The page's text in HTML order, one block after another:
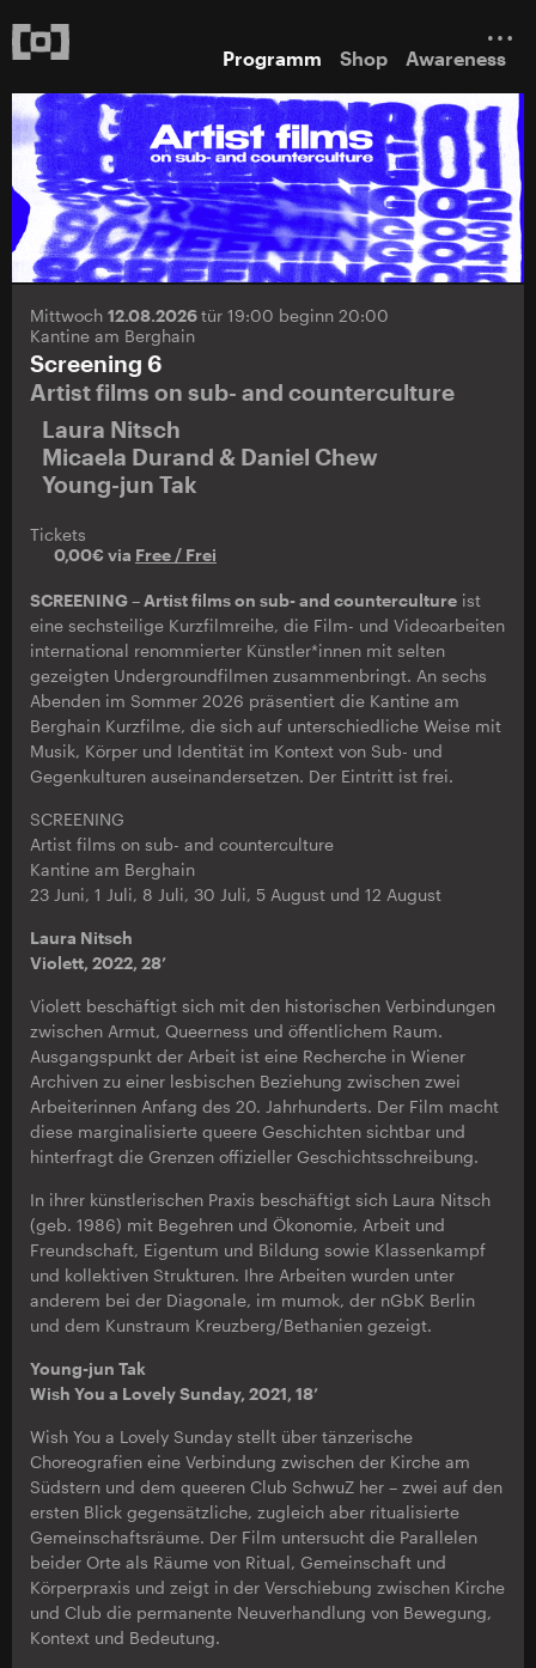
Programm Shop Awareness
Mittwoch 12.08.2026tür 19:00 beginn 20:00
Kantine am Berghain
Screening 6
Artist films on sub- and counterculture
Laura Nitsch
Micaela Durand & Daniel Chew
Young-jun Tak
Tickets
0,00€ via Free / Frei
SCREENING – Artist films on sub- and counterculture ist
eine sechsteilige Kurzfilmreihe, die Film- und Videoarbeiten
international renommierter Künstler*innen mit selten
gezeigten Undergroundfilmen zusammenbringt. An sechs
Abenden im Sommer 2026 präsentiert die Kantine am
Berghain Kurzfilme, die sich auf unterschiedliche Weise mit
Musik, Körper und Identität im Kontext von Sub- und
Gegenkulturen auseinandersetzen. Der Eintritt ist frei.
SCREENING
Artist films on sub- and counterculture
Kantine am Berghain
23 Juni, 1 Juli, 8 Juli, 30 Juli, 5 August und 12 August
Laura Nitsch
Violett, 2022, 28’
Violett beschäftigt sich mit den historischen Verbindungen
zwischen Armut, Queerness und öffentlichem Raum.
Ausgangspunkt der Arbeit ist eine Recherche in Wiener
Archiven zu einer lesbischen Beziehung zwischen zwei
Arbeiterinnen Anfang des 20. Jahrhunderts. Der Film macht
diese marginalisierte queere Geschichten sichtbar und
hinterfragt die Grenzen offizieller Geschichtsschreibung.
In ihrer künstlerischen Praxis beschäftigt sich Laura Nitsch
(geb. 1986) mit Begehren und Ökonomie, Arbeit und
Freundschaft, Eigentum und Bildung sowie Klassenkampf
und kollektiven Strukturen. Ihre Arbeiten wurden unter
anderem bei der Diagonale, im mumok, der nGbK Berlin
und dem Kunstraum Kreuzberg/Bethanien gezeigt.
Young-jun Tak
Wish You a Lovely Sunday, 2021, 18’
Wish You a Lovely Sunday stellt über tänzerische
Choreografien eine Verbindung zwischen der Kirche am
Südstern und dem queeren Club SchwuZ her – zwei auf den
ersten Blick gegensätzliche, zugleich aber ritualisierte
Gemeinschaftsräume. Der Film untersucht die Parallelen
beider Orte als Räume von Ritual, Gemeinschaft und
Körperpraxis und zeigt in der Verschiebung zwischen Kirche
und Club die permanente Neuverhandlung von Bewegung,
Kontext und Bedeutung.